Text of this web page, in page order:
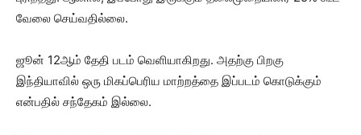
வேலை செய்வதில்லை.
ஜூன் 12ஆம் தேதி படம் வெளியாகிறது. அதற்கு பிறகு
இந்தியாவில் ஒரு மிகப்பெரிய மாற்றத்தை இப்படம் கொடுக்கும்
என்பதில் சந்தேகம் இல்லை.